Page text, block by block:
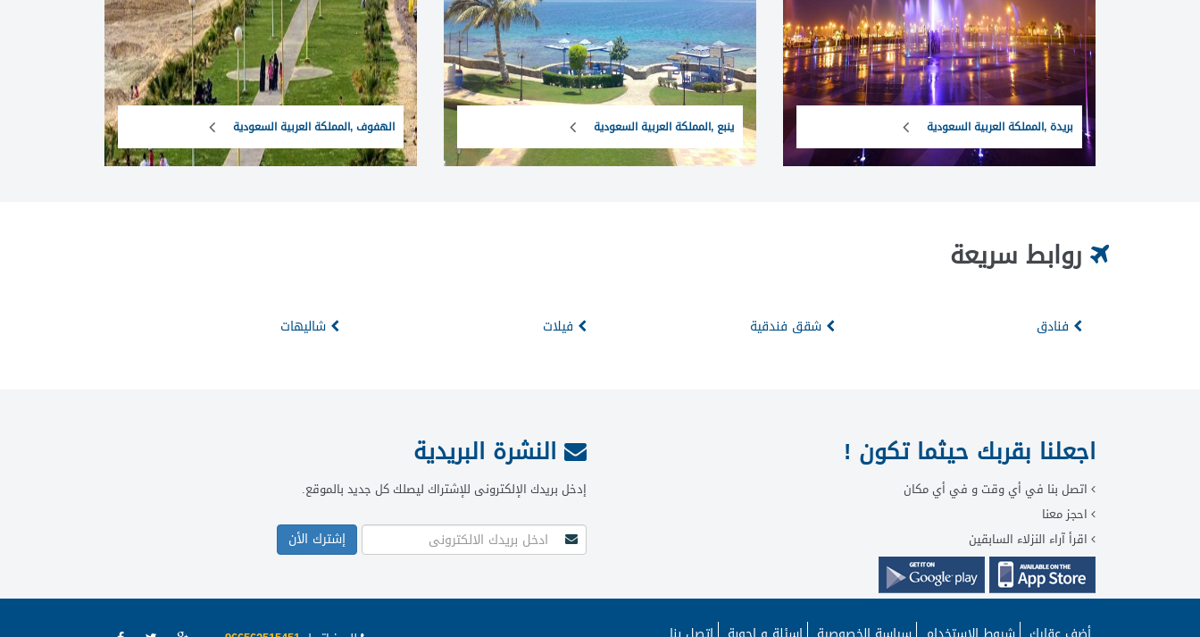
بريدة ,المملكة العربية السعودية ينبع ,المملكة العربية السعودية الهفوف ,المملكة العربية السعودية
روابط سريعة
فنادق شقق فندقية فيلات شاليهات
اجعلنا بقربك حيثما تكون !
اتصل بنا في أي وقت و في أي مكان
احجز معنا
اقرأ آراء النزلاء السابقين
النشرة البريدية
إدخل بريدك الإلكترونى للإشتراك ليصلك كل جديد بالموقع.
إشترك الأن